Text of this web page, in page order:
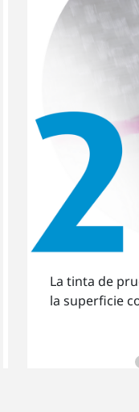
La tinta de
la superficie